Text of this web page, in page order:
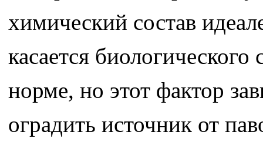
химический состав
касается
норме, но этот фактор
оградить источник от